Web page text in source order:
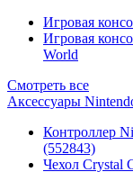
Игровая
Игровая
World
Смотреть все
Аксессуары
Контроллер
(552843)
Чехол Сrystal